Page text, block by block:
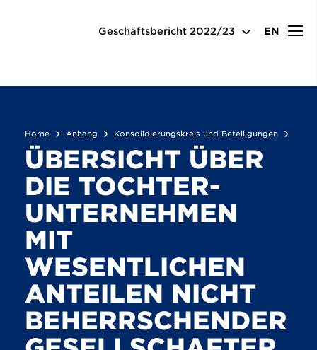
Geschäftsbericht 2022/23 EN
Übersicht über die Tochterunternehmen mit wesentlichen
Anteilen nicht beherrschender Gesellschafter
Home Anhang Konsolidierungskreis und Beteiligungen
ÜBERSICHT ÜBER
DIE TOCHTER­
UNTERNEHMEN
MIT
WESENTLICHEN
ANTEILEN NICHT
BEHERRSCHENDER